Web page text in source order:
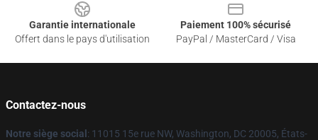
Garantie internationale
Offert dans le pays d'utilisation
Paiement 100% sécurisé
PayPal / MasterCard / Visa
Contactez-nous
Notre siège social : 11015 15e rue NW, Washington, DC 20005, États-